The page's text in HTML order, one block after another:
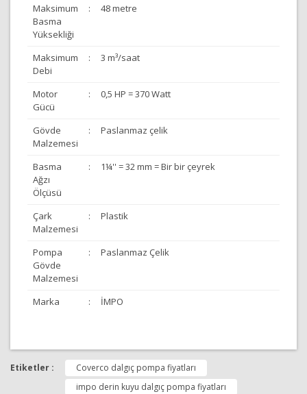
Maksimum
Basma
Yüksekliği
: 48 metre
Maksimum
Debi
: 3 m³/saat
Motor
Gücü
: 0,5 HP = 370 Watt
Gövde
Malzemesi
: Paslanmaz çelik
Basma
Ağzı
Ölçüsü
: 1¼'' = 32 mm = Bir bir çeyrek
Çark
Malzemesi
: Plastik
Pompa
Gövde
Malzemesi
: Paslanmaz Çelik
Marka : İMPO
Bu ürüne ilk yorumu siz yapın!
Bu ürünün fiyat bilgisi, resim, ürün açıklamalarında ve
diğer konularda yetersiz gördüğünüz noktaları öneri
formunu kullanarak tarafımıza iletebilirsiniz.
Görüş ve önerileriniz için teşekkür ederiz.
Etiketler :
Coverco dalgıç pompa fiyatları
impo derin kuyu dalgıç pompa fiyatları